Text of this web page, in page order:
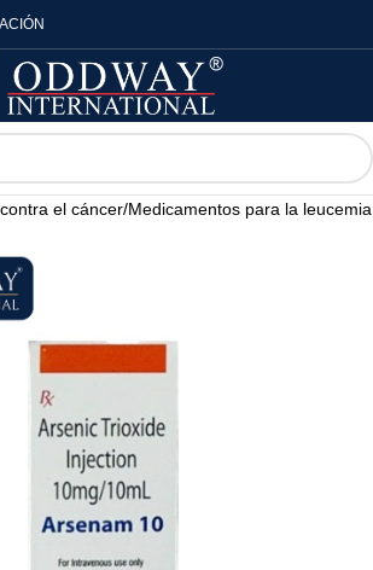
el cáncer/Medicamentos para la leucemia